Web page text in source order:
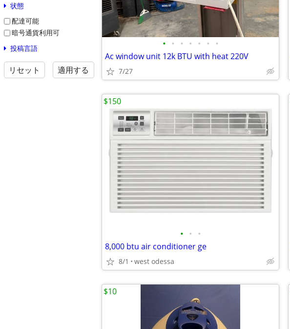
状態
配達可能
暗号通貨利用可
投稿言語
リセット 適用する
• • • • • • •
Ac window unit 12k BTU with heat 220V
7/27
• • •
8,000 btu air conditioner ge
8/1 west odessa
$150
$10